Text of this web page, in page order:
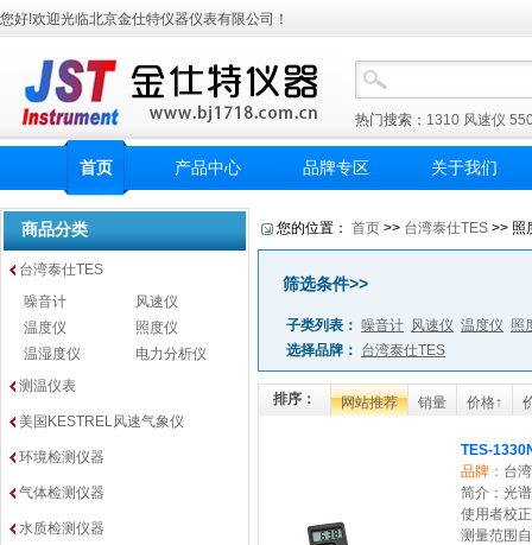
您好!欢迎光临北京金仕特仪器仪表有限公司！
热门搜索： 1310 风速仪
首页 产品中心 品牌专区 关于我们
商品分类
台湾泰仕TES
噪音计
风速仪
温度仪
照度仪
温湿度仪
电力分析仪
测温仪表
美国KESTREL风速气象仪
环境检测仪器
气体检测仪器
水质检测仪器
您的位置： 首页 >> 台湾泰仕TES >> 照
筛选条件>>
子类列表： 噪音计 风速仪 温度仪 照
选择品牌： 台湾泰仕TES
排序： 网站推荐 销量 价格↑
TES-
品牌： 台
简介：光
使用者校
测量范围